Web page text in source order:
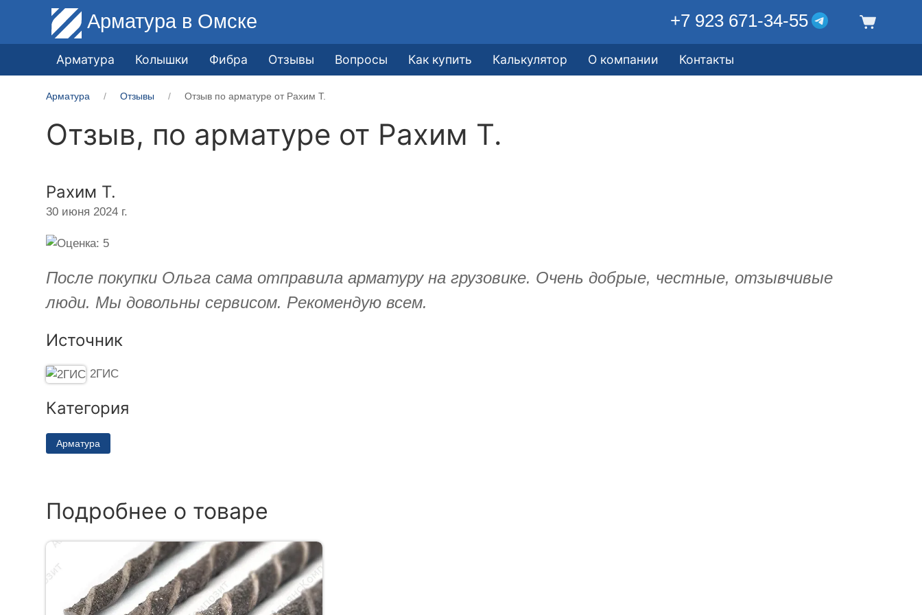
Арматура в Омске +7 923 671-34-55
Арматура Колышки Фибра Отзывы Вопросы Как купить Калькулятор О компании Контакты
Арматура Отзывы Отзыв по арматуре от Рахим Т.
Отзыв, по арматуре от Рахим Т.
Рахим Т.
30 июня 2024 г.
После покупки Ольга сама отправила арматуру на грузовике. Очень добрые, честные, отзывчивые
люди. Мы довольны сервисом. Рекомендую всем.
Источник
2ГИС
Категория
Арматура
Подробнее о товаре